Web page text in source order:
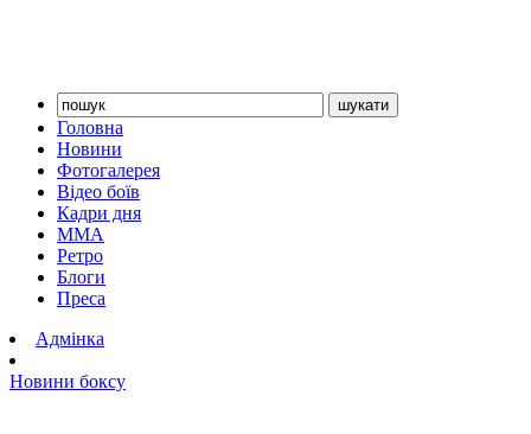
Головна
Новини
Фотогалерея
Відео боїв
Кадри дня
ММА
Ретро
Блоги
Преса
Адмінка
Новини боксу